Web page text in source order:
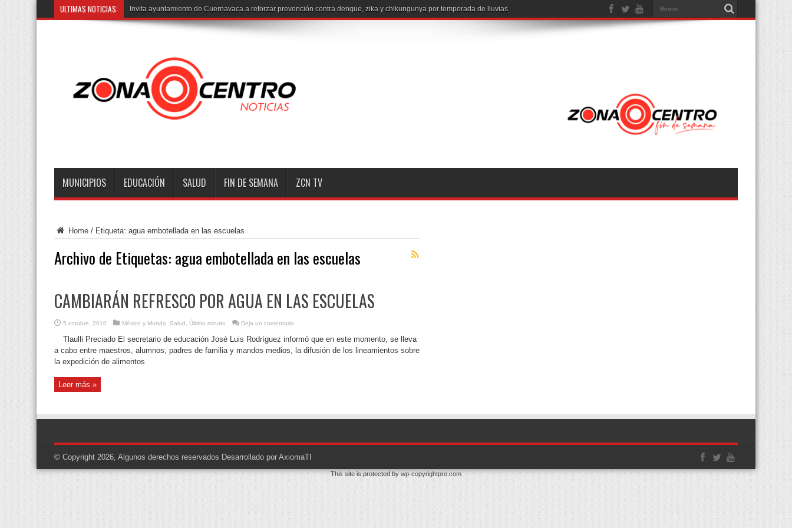
ULTIMAS NOTICIAS: Ata
MUNICIPIOS EDUCACIÓN SALUD FIN DE SEMANA ZCN TV
Home / Etiqueta: agua embotellada en las escuelas
Archivo de Etiquetas: agua embotellada en las escuelas
CAMBIARÁN REFRESCO POR AGUA EN LAS ESCUELAS
5 octubre, 2010 México y Mundo Salud Último minuto Deja un comentario
Tlaulli Preciado El secretario de educación José Luis Rodríguez informó que en este momento, se lleva
a cabo entre maestros, alumnos, padres de familia y mandos medios, la difusión de los lineamientos sobre
la expedición de alimentos
Leer más »
© Copyright 2026, Algunos derechos reservados Desarrollado por AxiomaTI
This site is protected bywp-copyrightpro.com